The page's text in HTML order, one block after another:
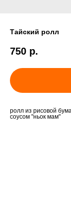
Тайский ролл
750 р.
ролл из рисовой
соусом "ньок мам"